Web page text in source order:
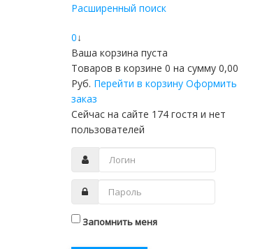
Расширенный поиск
0↓
Ваша корзина пуста
Товаров в корзине 0 на сумму 0,00
Руб. Перейти в корзину Оформить
заказ
Сейчас на сайте 174 гостя и нет
пользователей
Запомнить меня